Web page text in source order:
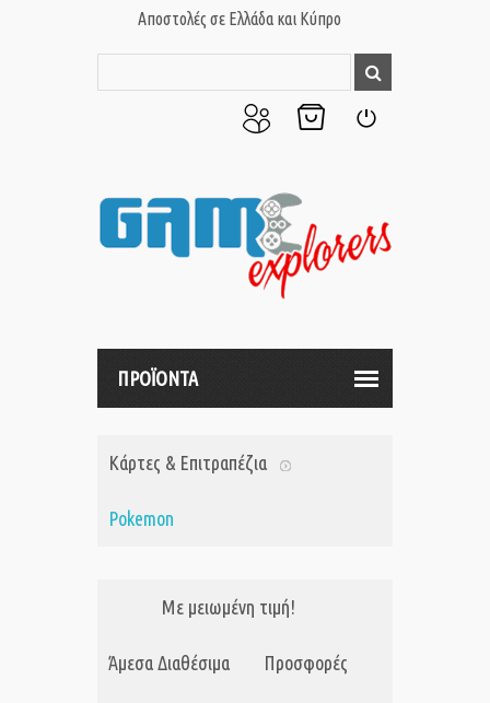
Αποστολές σε Ελλάδα και Κύπρο
μου
ΠΡΟΪΟΝΤΑ
Κάρτες & Επιτραπέζια
Pokemon
Με μειωμένη τιμή!
Άμεσα Διαθέσιμα Προσφορές